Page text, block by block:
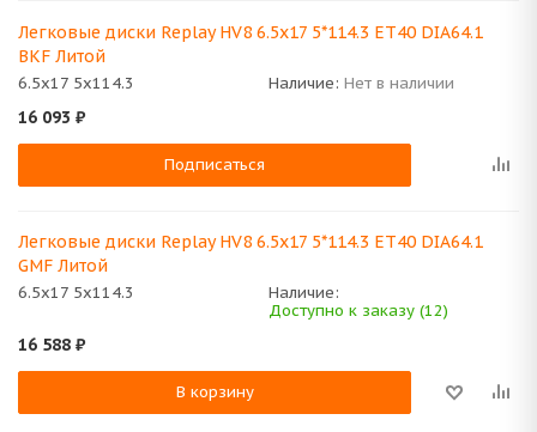
Легковые диски Replay HV8 6.5x17 5*114.3 ET40 DIA64.1
BKF Литой
6.5x17 5x114.3 Наличие: Нет в наличии
16 093 ₽
Подписаться
Легковые диски Replay HV8 6.5x17 5*114.3 ET40 DIA64.1
GMF Литой
6.5x17 5x114.3
Наличие:
Доступно к заказу (12)
16 588 ₽
В корзину